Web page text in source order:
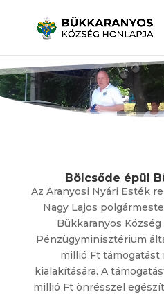
Bölcsőde épül
Az Aranyosi Nyári Esték
Nagy Lajos
Bükkaranyos
Pénzügyminisztérium
millió Ft támogatást
kialakítására. A
millió Ft önrésszel